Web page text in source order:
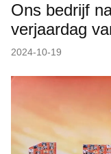
Ons bedrijf
verjaardag
2024-10-19